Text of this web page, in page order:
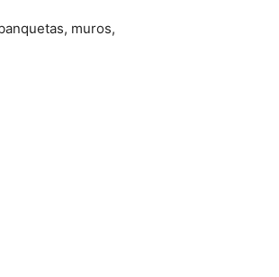
muros,